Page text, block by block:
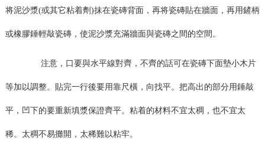
将泥沙漿(或其它粘着劑)抹在瓷磚背面，再将瓷磚貼在牆面，再用鏟柄
或橡膠錘輕敲瓷磚，使泥沙漿充滿牆面與瓷磚之間的空間。
注意，口要與水平線對齊，不齊的話可在瓷磚下面墊小木片
等加以調整。貼完一行後要用靠尺橫，向找平。把高出的部分用錘敲
平，凹下的要重新填漿保證齊平。粘着的材料不宜太稠，也不宜太
稀。太稠不易攤開，太稀難以粘牢。